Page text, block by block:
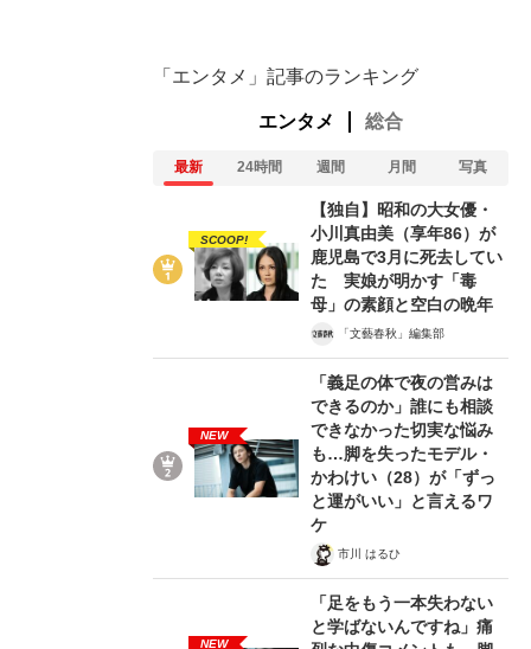
「エンタメ」記事のランキング
エンタメ 総合
最新 24時間 週間 月間 写真
SCOOP!
【独自】昭和の大女優・
小川真由美（享年86）が
鹿児島で3月に死去してい
た 実娘が明かす「毒
母」の素顔と空白の晩年
「文藝春秋」編集部
NEW
「義足の体で夜の営みは
できるのか」誰にも相談
できなかった切実な悩み
も…脚を失ったモデル・
かわけい（28）が「ずっ
と運がいい」と言えるワ
ケ
市川 はるひ
NEW
「足をもう一本失わない
と学ばないんですね」痛